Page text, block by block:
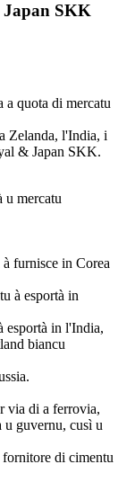
Japan SKK
a quota di mercatu
Zelanda, l'India, i
& Japan SKK.
u mercatu
furnisce in Corea
à esportà in
esportà in l'India,
biancu
via di a ferrovia,
u guvernu, cusì u
di cimentu